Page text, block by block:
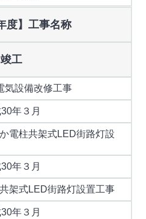
度】工事名称
竣工
気設備改修工事
年３月
電柱共架式LED街路灯設
年３月
架式LED街路灯設置工事
年３月